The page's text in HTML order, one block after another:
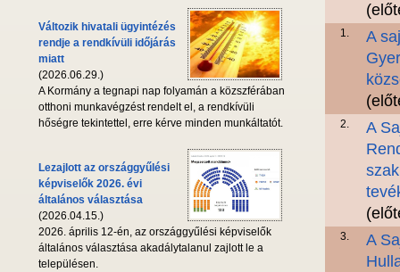
Változik hivatali ügyintézés
rendje a rendkívüli időjárás
miatt
(2026.06.29.)
A Kormány a tegnapi nap folyamán a közszférában
otthoni munkavégzést rendelt el, a rendkívüli
hőségre tekintettel, erre kérve minden munkáltatót.
Lezajlott az országgyűlési
képviselők 2026. évi
általános választása
(2026.04.15.)
2026. április 12-én, az országgyűlési képviselők
általános választása akadálytalanul zajlott le a
településen.
1.
A
2.
A
3.
A